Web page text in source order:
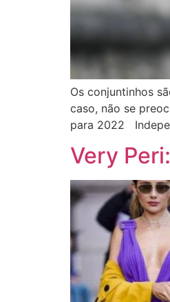
Os conjuntinhos
caso, não se
para 2022
Very